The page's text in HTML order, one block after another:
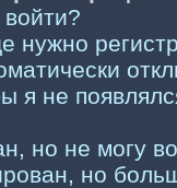
нужно
я не
но не могу
но